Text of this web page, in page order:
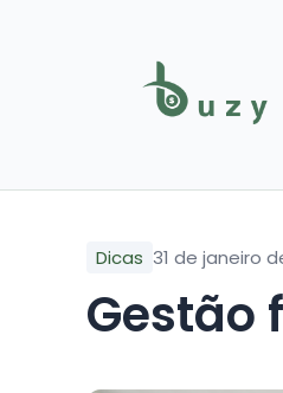
Dicas 31 de janeiro
Gestão